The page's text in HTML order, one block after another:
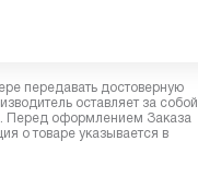
передавать достоверную
оставляет за собой
Перед оформлением Заказа
о товаре указывается в